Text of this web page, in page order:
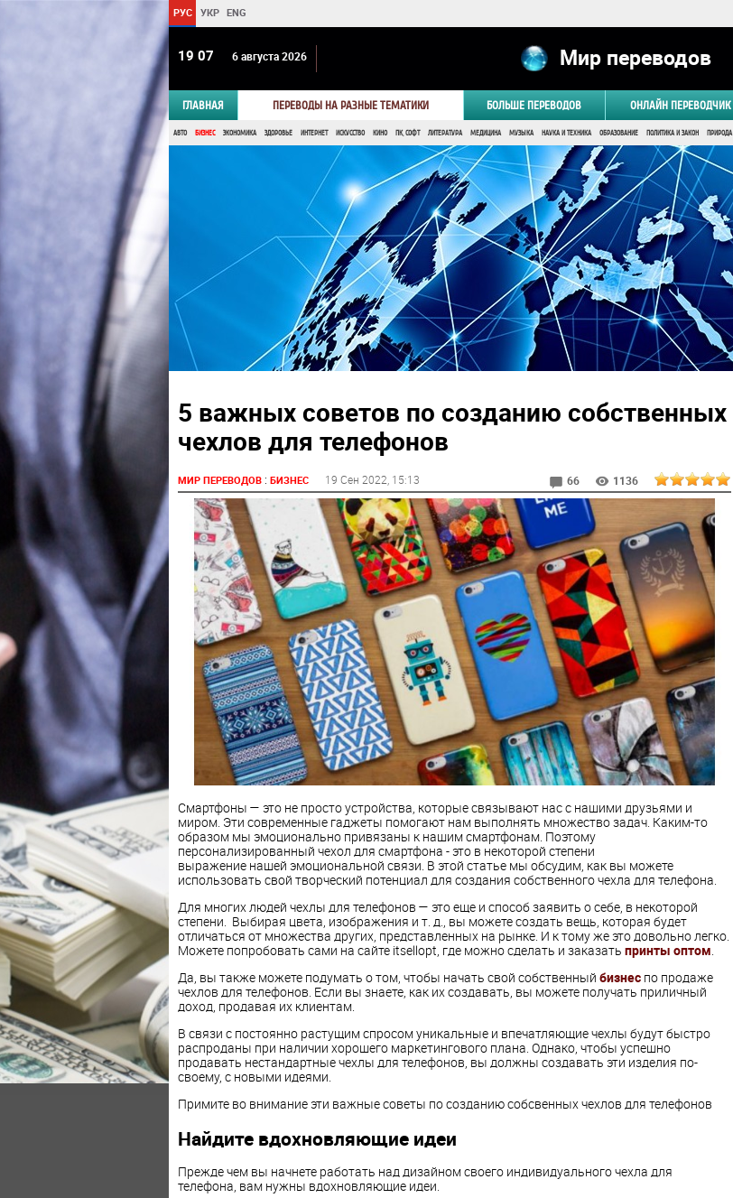
РУС УКР ENG
19:07 6 августа 2026 Мир переводов
ГЛАВНАЯ ПЕРЕВОДЫ НА РАЗНЫЕ ТЕМАТИКИ БОЛЬШЕ ПЕРЕВОДОВ ОНЛАЙН ПЕРЕВОДЧИК
АВТО БИЗНЕС ЭКОНОМИКА ЗДОРОВЬЕ ИНТЕРНЕТ ИСКУССТВО КИНО ПК, СОФТ ЛИТЕРАТУРА МЕДИЦИНА МУЗЫКА НАУКА И ТЕХНИКА ОБРАЗОВАНИЕ ПОЛИТИКА И ЗАКОН ПРИРОДА
5 важных советов по созданию собственных
чехлов для телефонов
МИР ПЕРЕВОДОВ: БИЗНЕС 19 Сен 2022 , 15:13 66 1136
Смартфоны — это не просто устройства, которые связывают нас с нашими друзьями и
миром. Эти современные гаджеты помогают нам выполнять множество задач. Каким-то
образом мы эмоционально привязаны к нашим смартфонам. Поэтому
персонализированный чехол для смартфона - это в некоторой степени
выражение нашей эмоциональной связи. В этой статье мы обсудим, как вы можете
использовать свой творческий потенциал для создания собственного чехла для телефона.
Для многих людей чехлы для телефонов — это еще и способ заявить о себе, в некоторой
степени. Выбирая цвета, изображения и т. д., вы можете создать вещь, которая будет
отличаться от множества других, представленных на рынке. И к тому же это довольно легко.
Можете попробовать сами на сайте itsellopt, где можно сделать и заказать принты оптом.
Да, вы также можете подумать о том, чтобы начать свой собственный бизнеспо продаже
чехлов для телефонов. Если вы знаете, как их создавать, вы можете получать приличный
доход, продавая их клиентам.
В связи с постоянно растущим спросом уникальные и впечатляющие чехлы будут быстро
распроданы при наличии хорошего маркетингового плана. Однако, чтобы успешно
продавать нестандартные чехлы для телефонов, вы должны создавать эти изделия по-
своему, с новыми идеями.
Примите во внимание эти важные советы по созданию собсвенных чехлов для телефонов
Найдите вдохновляющие идеи
Прежде чем вы начнете работать над дизайном своего индивидуального чехла для
телефона, вам нужны вдохновляющие идеи.